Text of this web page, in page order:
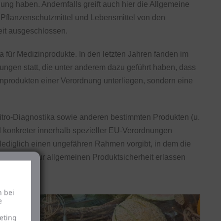
bei
haben. Andernfalls greift auch hier die Allgemeine
und Lebensmittel von den
ausgeschlossen.
für Medizinprodukte. In den letzten Jahren fanden im
statt, die unter anderem dazu geführt haben, dass
einer Verordnung unterliegen, sondern eine
Diagnostika sowie anderen bestimmten Produkten (u.
innerhalb spezieller EU-Verordnungen
einen ungefähren Rahmen vorgibt, in dem die
zur allgemeinen Produktsicherheit erlassen